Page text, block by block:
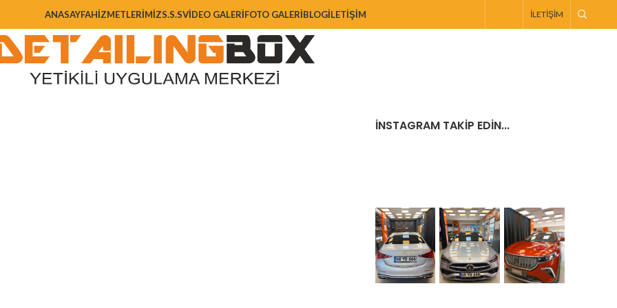
ANASAYFAHIZMETLERIMIZS.S.SVIDEO GALERIFOTO GALERIBLOGİLETIŞIM İLETIŞIM
İNSTAGRAM TAKIP EDIN...